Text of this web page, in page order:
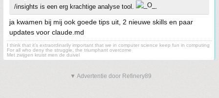
/insights is een erg krachtige analyse tool.
ja kwamen bij mij ook goede tips uit, 2 nieuwe skills en paar
updates voor claude.md
I think that it’s extraordinarily important that we in computer science keep fun in computing
For all who deny the struggle, the triumphant overcome
Met zwijgen kruist men de duivel
▼ Advertentie door Refinery89